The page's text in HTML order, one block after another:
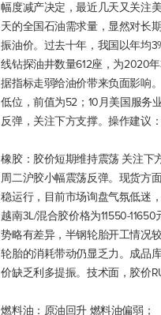
幅度减产决定，最近几天又关注
天的全国石油需求量，显然对长
振油价。过去十年，我国以年均
线钻探油井数量612座，为2020
据指标走弱给油价带来负面影响
低位，前值为52；10月美国服务
反弹，关注下方支撑。操作建议
橡胶：胶价短期维持震荡 关注下
周二沪胶小幅震荡反弹。现货方
稳运行，目前市场询盘气氛低迷
越南3L/混合胶价格为11550-
势略有差异，半钢轮胎开工情况
轮胎的消耗带动仍显乏力。成品
价缺乏利多提振。技术面，胶价
燃料油：原油回升 燃料油偏弱；